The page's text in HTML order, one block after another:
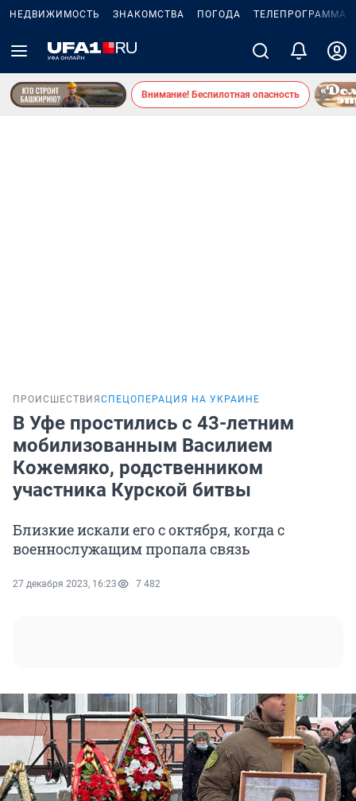
НЕДВИЖИМОСТЬ ЗНАКОМСТВА ПОГОДА ТЕЛЕПРОГРАММА
Внимание! Беспилотная опасность
ПРОИСШЕСТВИЯ СПЕЦОПЕРАЦИЯ НА УКРАИНЕ
В Уфе простились с 43-летним
мобилизованным Василием
Кожемяко, родственником
участника Курской битвы
Близкие искали его с октября, когда с
военнослужащим пропала связь
27 декабря 2023, 16:23 7 482